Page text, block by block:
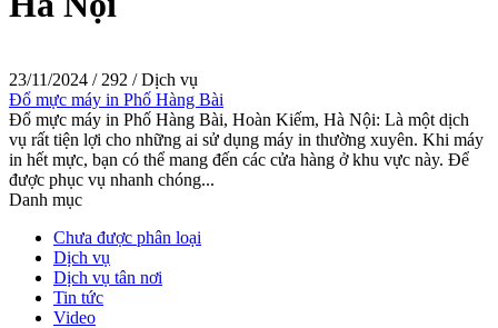
23/11/2024 / 292 /Dịch vụ
Đổ mực máy in Phố Hàng Bài
Đổ mực máy in Phố Hàng Bài, Hoàn Kiếm, Hà Nội: Là một dịch
vụ rất tiện lợi cho những ai sử dụng máy in thường xuyên. Khi máy
in hết mực, bạn có thể mang đến các cửa hàng ở khu vực này. Để
được phục vụ nhanh chóng...
Danh mục
Chưa được phân loại
Dịch vụ
Dịch vụ tân nơi
Tin tức
Video